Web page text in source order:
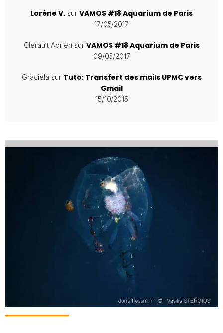
Lorène V. sur VAMOS #18 Aquarium de Paris
17/05/2017
Clerault Adrien sur VAMOS #18 Aquarium de Paris
09/05/2017
Graciela sur Tuto: Transfert des mails UPMC vers
Gmail
15/10/2015